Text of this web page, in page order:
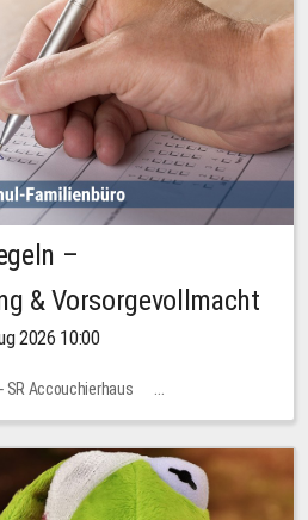
–
& Vorsorgevollmacht
2026 10:00
SR Accouchierhaus